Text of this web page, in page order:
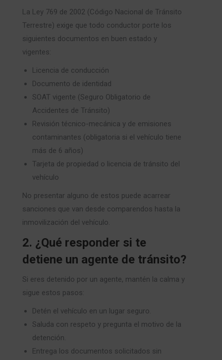
La Ley 769 de 2002 (Código Nacional de Tránsito
Terrestre) exige que todo conductor porte los
siguientes documentos en buen estado y
vigentes:
Licencia de conducción
Documento de identidad
SOAT vigente (Seguro Obligatorio de
Accidentes de Tránsito)
Revisión técnico-mecánica y de emisiones
contaminantes (obligatoria si el vehículo tiene
más de 6 años)
Tarjeta de propiedad o licencia de tránsito del
vehículo
No presentar alguno de estos puede acarrear
sanciones que van desde comparendos hasta la
inmovilización del vehículo.
2. ¿Qué responder si te
detiene un agente de tránsito?
Si eres detenido por un agente, mantén la calma y
sigue estos pasos:
Detén el vehículo en un lugar seguro.
Saluda con respeto y pregunta el motivo de la
detención.
Entrega los documentos solicitados sin